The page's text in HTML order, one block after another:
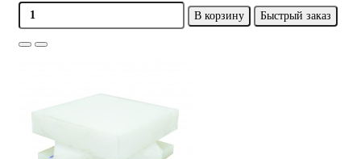
В корзину
Быстрый заказ